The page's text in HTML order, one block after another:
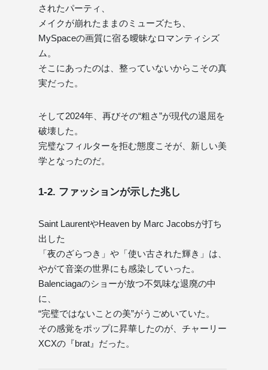
されたパーティ、
メイクが崩れたままのミューズたち、
MySpaceの画質に宿る曖昧なロマンティシズ
ム。
そこにあったのは、整っていないからこその真
実だった。
そして2024年、再びその“粗さ”が現代の退屈を
破壊した。
完璧なフィルターを拒む態度こそが、新しい美
学となったのだ。
1-2. ファッションが示した兆し
Saint LaurentやHeaven by Marc Jacobsが打ち
出した
「夜のざらつき」や「使い古された輝き」は、
やがて音楽の世界にも感染していった。
Balenciagaのショーが放つ不気味な退廃の中
に、
“完璧ではないことの美”がうごめいていた。
その感覚をポップに昇華したのが、チャーリー
XCXの『brat』だった。